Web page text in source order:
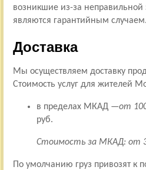
возникшие из-за неправильной
являются гарантийным случаем.
Доставка
Мы осуществляем доставку
Стоимость услуг для жителей
в пределах МКАД —от
руб.
Стоимость за МКАД: от
По умолчанию груз привозят к